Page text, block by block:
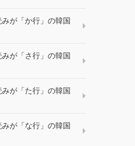
が「か行」の韓国
が「さ行」の韓国
が「た行」の韓国
が「な行」の韓国